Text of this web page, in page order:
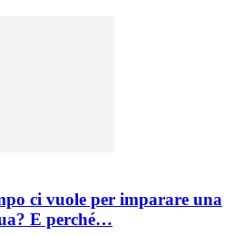
ci vuole per imparare una
E perché…